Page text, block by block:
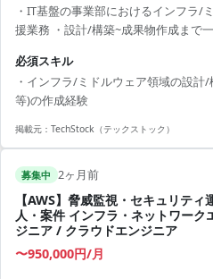
・IT基盤の事業部におけるインフラ/
援業務 ・設計/構築~成果物作成まで
必須スキル
・インフラ/ミドルウェア領域の設
等)の作成経験
掲載元： TechStock（テックストック）
募集中 2ヶ月前
【AWS】脅威監視・セキュリテ
人・案件 インフラ・ネットワー
ジニア / クラウドエンジニア
〜950,000円/月